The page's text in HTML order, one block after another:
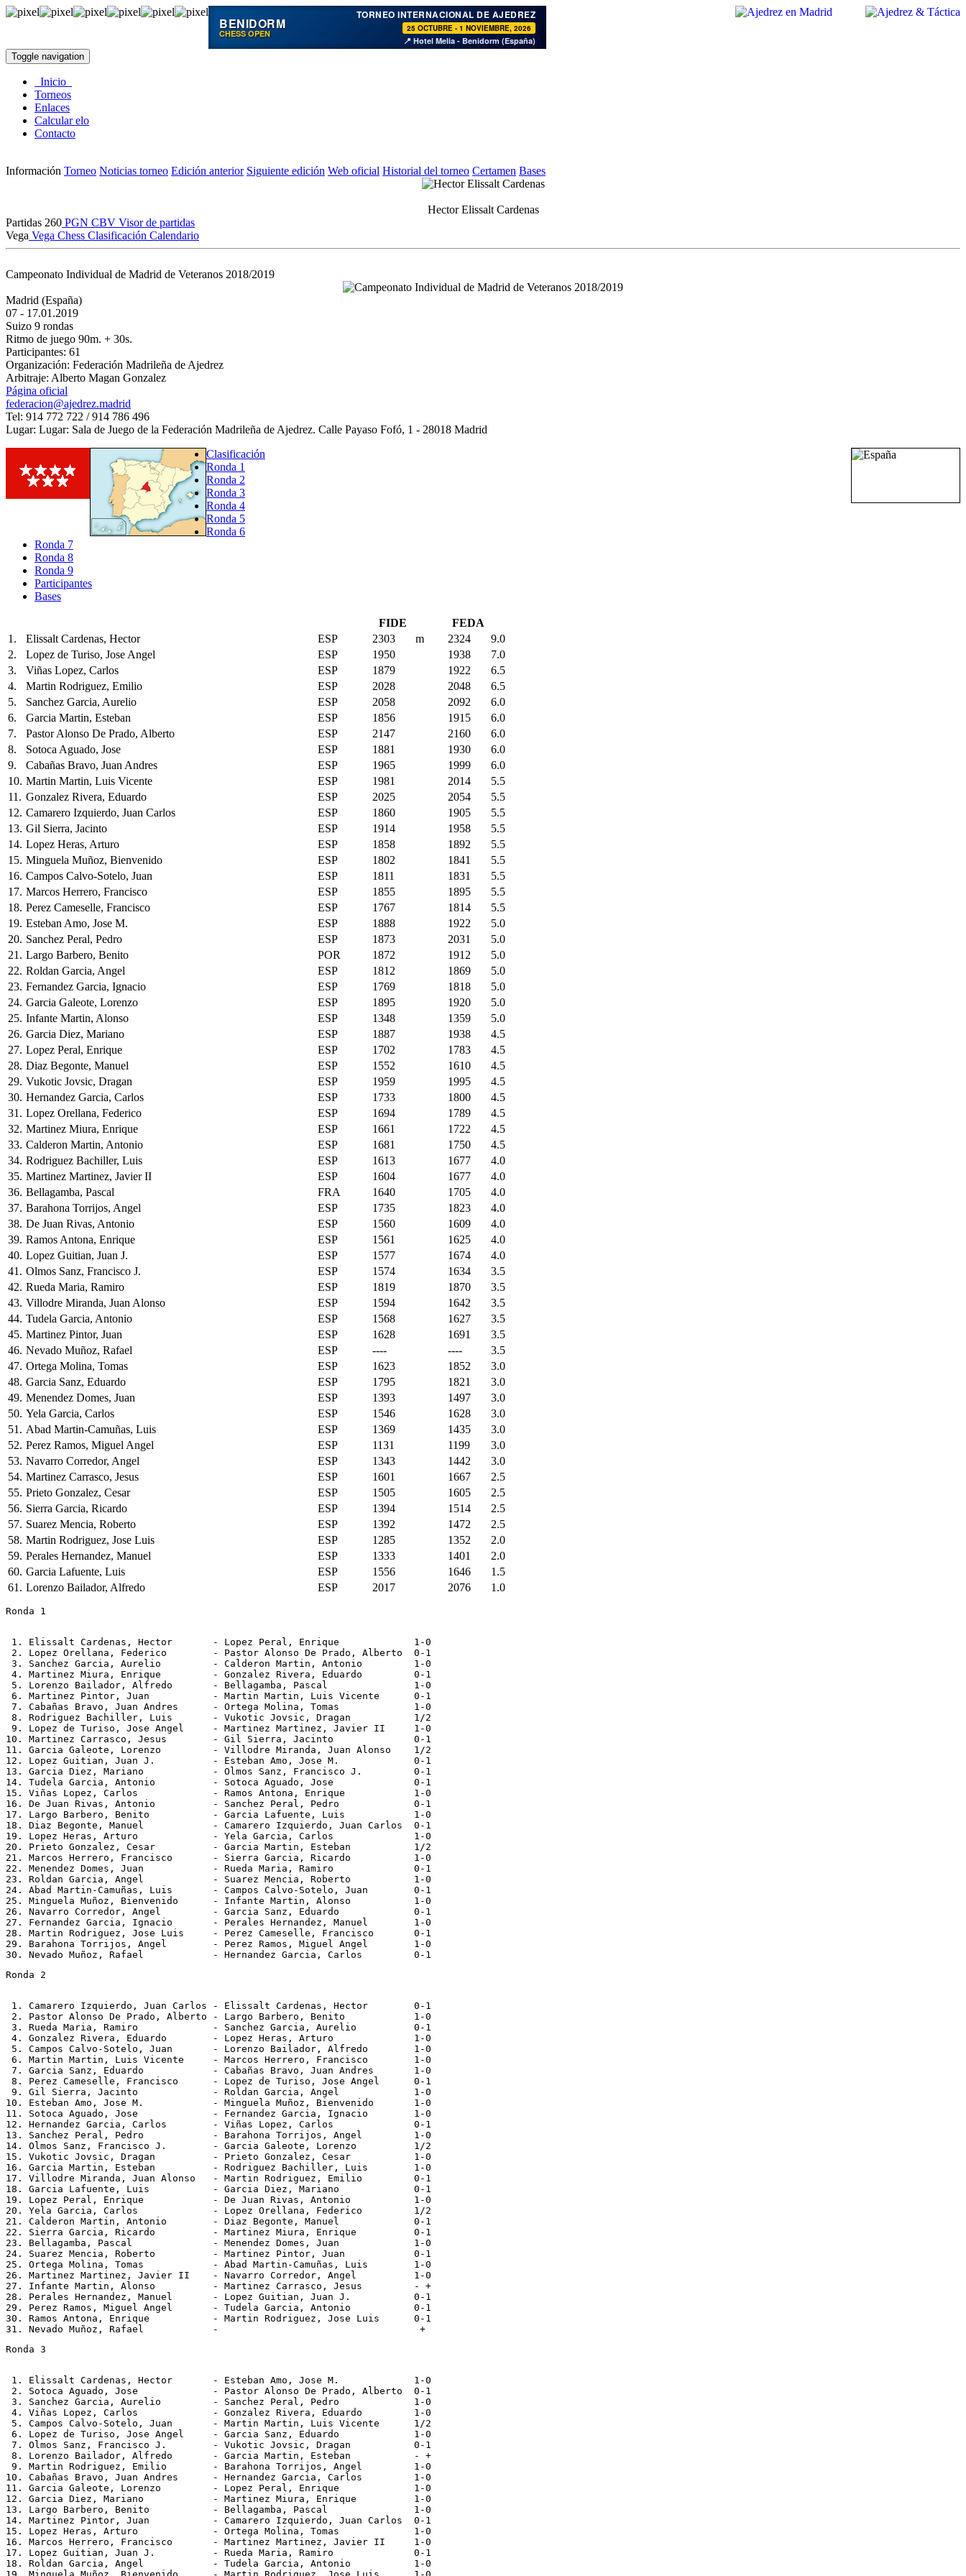
♞
BENIDORM
CHESS OPEN
TORNEO INTERNACIONAL DE AJEDREZ
25 OCTUBRE - 1 NOVIEMBRE, 2026
📍 Hotel Melia - Benidorm (España)
Toggle navigation
Inicio
Torneos
Enlaces
Calcular elo
Contacto
Información Torneo Noticias torneo Edición anterior Siguiente edición Web oficial Historial del torneo Certamen Bases
Hector Elissalt Cardenas
Partidas 260 PGN CBV Visor de partidas
Vega Vega Chess Clasificación Calendario
Campeonato Individual de Madrid de Veteranos 2018/2019
Madrid (España)
07 - 17.01.2019
Suizo 9 rondas
Ritmo de juego 90m. + 30s.
Participantes: 61
Organización: Federación Madrileña de Ajedrez
Arbitraje: Alberto Magan Gonzalez
Página oficial
federacion@ajedrez.madrid
Tel: 914 772 722 / 914 786 496
Lugar: Lugar: Sala de Juego de la Federación Madrileña de Ajedrez. Calle Payaso Fofó, 1 - 28018 Madrid
Clasificación
Ronda 1
Ronda 2
Ronda 3
Ronda 4
Ronda 5
Ronda 6
Ronda 7
Ronda 8
Ronda 9
Participantes
Bases
FIDE
FEDA
1.
Elissalt Cardenas, Hector ESP 2303 m 2324
9.0
2.
Lopez de Turiso, Jose Angel ESP 1950 1938
7.0
3.
Viñas Lopez, Carlos ESP 1879 1922
6.5
4.
Martin Rodriguez, Emilio ESP 2028 2048
6.5
5.
Sanchez Garcia, Aurelio ESP 2058 2092
6.0
6.
Garcia Martin, Esteban ESP 1856 1915
6.0
7.
Pastor Alonso De Prado, Alberto ESP 2147 2160
6.0
8.
Sotoca Aguado, Jose ESP 1881 1930
6.0
9.
Cabañas Bravo, Juan Andres ESP 1965 1999
6.0
10. Martin Martin, Luis Vicente ESP 1981 2014
5.5
11. Gonzalez Rivera, Eduardo ESP 2025 2054
5.5
12. Camarero Izquierdo, Juan Carlos ESP 1860 1905
5.5
13. Gil Sierra, Jacinto ESP 1914 1958
5.5
14. Lopez Heras, Arturo ESP 1858 1892
5.5
15. Minguela Muñoz, Bienvenido ESP 1802 1841
5.5
16. Campos Calvo-Sotelo, Juan ESP 1811 1831
5.5
17. Marcos Herrero, Francisco ESP 1855 1895
5.5
18. Perez Cameselle, Francisco ESP 1767 1814
5.5
19. Esteban Amo, Jose M. ESP 1888 1922
5.0
20. Sanchez Peral, Pedro ESP 1873 2031
5.0
21. Largo Barbero, Benito POR 1872 1912
5.0
22. Roldan Garcia, Angel ESP 1812 1869
5.0
23. Fernandez Garcia, Ignacio ESP 1769 1818
5.0
24. Garcia Galeote, Lorenzo ESP 1895 1920
5.0
25. Infante Martin, Alonso ESP 1348 1359
5.0
26. Garcia Diez, Mariano ESP 1887 1938
4.5
27. Lopez Peral, Enrique ESP 1702 1783
4.5
28. Diaz Begonte, Manuel ESP 1552 1610
4.5
29. Vukotic Jovsic, Dragan ESP 1959 1995
4.5
30. Hernandez Garcia, Carlos ESP 1733 1800
4.5
31. Lopez Orellana, Federico ESP 1694 1789
4.5
32. Martinez Miura, Enrique ESP 1661 1722
4.5
33. Calderon Martin, Antonio ESP 1681 1750
4.5
34. Rodriguez Bachiller, Luis ESP 1613 1677
4.0
35. Martinez Martinez, Javier II ESP 1604 1677
4.0
36. Bellagamba, Pascal FRA 1640 1705
4.0
37. Barahona Torrijos, Angel ESP 1735 1823
4.0
38. De Juan Rivas, Antonio ESP 1560 1609
4.0
39. Ramos Antona, Enrique ESP 1561 1625
4.0
40. Lopez Guitian, Juan J. ESP 1577 1674
4.0
41. Olmos Sanz, Francisco J. ESP 1574 1634
3.5
42. Rueda Maria, Ramiro ESP 1819 1870
3.5
43. Villodre Miranda, Juan Alonso ESP 1594 1642
3.5
44. Tudela Garcia, Antonio ESP 1568 1627
3.5
45. Martinez Pintor, Juan ESP 1628 1691
3.5
46. Nevado Muñoz, Rafael ESP ---- ----
3.5
47. Ortega Molina, Tomas ESP 1623 1852
3.0
48. Garcia Sanz, Eduardo ESP 1795 1821
3.0
49. Menendez Domes, Juan ESP 1393 1497
3.0
50. Yela Garcia, Carlos ESP 1546 1628
3.0
51. Abad Martin-Camuñas, Luis ESP 1369 1435
3.0
52. Perez Ramos, Miguel Angel ESP 1131 1199
3.0
53. Navarro Corredor, Angel ESP 1343 1442
3.0
54. Martinez Carrasco, Jesus ESP 1601 1667
2.5
55. Prieto Gonzalez, Cesar ESP 1505 1605
2.5
56. Sierra Garcia, Ricardo ESP 1394 1514
2.5
57. Suarez Mencia, Roberto ESP 1392 1472
2.5
58. Martin Rodriguez, Jose Luis ESP 1285 1352
2.0
59. Perales Hernandez, Manuel ESP 1333 1401
2.0
60. Garcia Lafuente, Luis ESP 1556 1646
1.5
61. Lorenzo Bailador, Alfredo ESP 2017 2076 1.0
Ronda 1
1. Elissalt Cardenas, Hector       - Lopez Peral, Enrique             1-0
2. Lopez Orellana, Federico        - Pastor Alonso De Prado, Alberto  0-1
3. Sanchez Garcia, Aurelio         - Calderon Martin, Antonio         1-0
4. Martinez Miura, Enrique         - Gonzalez Rivera, Eduardo         0-1
5. Lorenzo Bailador, Alfredo       - Bellagamba, Pascal               1-0
6. Martinez Pintor, Juan           - Martin Martin, Luis Vicente      0-1
7. Cabañas Bravo, Juan Andres      - Ortega Molina, Tomas             1-0
8. Rodriguez Bachiller, Luis       - Vukotic Jovsic, Dragan           1/2
9. Lopez de Turiso, Jose Angel     - Martinez Martinez, Javier II     1-0
10. Martinez Carrasco, Jesus        - Gil Sierra, Jacinto              0-1
11. Garcia Galeote, Lorenzo         - Villodre Miranda, Juan Alonso    1/2
12. Lopez Guitian, Juan J.          - Esteban Amo, Jose M.             0-1
13. Garcia Diez, Mariano            - Olmos Sanz, Francisco J.         0-1
14. Tudela Garcia, Antonio          - Sotoca Aguado, Jose              0-1
15. Viñas Lopez, Carlos             - Ramos Antona, Enrique            1-0
16. De Juan Rivas, Antonio          - Sanchez Peral, Pedro             0-1
17. Largo Barbero, Benito           - Garcia Lafuente, Luis            1-0
18. Diaz Begonte, Manuel            - Camarero Izquierdo, Juan Carlos  0-1
19. Lopez Heras, Arturo             - Yela Garcia, Carlos              1-0
20. Prieto Gonzalez, Cesar          - Garcia Martin, Esteban           1/2
21. Marcos Herrero, Francisco       - Sierra Garcia, Ricardo           1-0
22. Menendez Domes, Juan            - Rueda Maria, Ramiro              0-1
23. Roldan Garcia, Angel            - Suarez Mencia, Roberto           1-0
24. Abad Martin-Camuñas, Luis       - Campos Calvo-Sotelo, Juan        0-1
25. Minguela Muñoz, Bienvenido      - Infante Martin, Alonso           1-0
26. Navarro Corredor, Angel         - Garcia Sanz, Eduardo             0-1
27. Fernandez Garcia, Ignacio       - Perales Hernandez, Manuel        1-0
28. Martin Rodriguez, Jose Luis     - Perez Cameselle, Francisco       0-1
29. Barahona Torrijos, Angel        - Perez Ramos, Miguel Angel        1-0
Ronda 2
1. Camarero Izquierdo, Juan Carlos - Elissalt Cardenas, Hector        0-1
2. Pastor Alonso De Prado, Alberto - Largo Barbero, Benito            1-0
3. Rueda Maria, Ramiro             - Sanchez Garcia, Aurelio          0-1
4. Gonzalez Rivera, Eduardo        - Lopez Heras, Arturo              1-0
5. Campos Calvo-Sotelo, Juan       - Lorenzo Bailador, Alfredo        1-0
6. Martin Martin, Luis Vicente     - Marcos Herrero, Francisco        1-0
7. Garcia Sanz, Eduardo            - Cabañas Bravo, Juan Andres       1-0
8. Perez Cameselle, Francisco      - Lopez de Turiso, Jose Angel      0-1
9. Gil Sierra, Jacinto             - Roldan Garcia, Angel             1-0
10. Esteban Amo, Jose M.            - Minguela Muñoz, Bienvenido       1-0
11. Sotoca Aguado, Jose             - Fernandez Garcia, Ignacio        1-0
12. Hernandez Garcia, Carlos        - Viñas Lopez, Carlos              0-1
13. Sanchez Peral, Pedro            - Barahona Torrijos, Angel         1-0
14. Olmos Sanz, Francisco J.        - Garcia Galeote, Lorenzo          1/2
15. Vukotic Jovsic, Dragan          - Prieto Gonzalez, Cesar           1-0
16. Garcia Martin, Esteban          - Rodriguez Bachiller, Luis        1-0
17. Villodre Miranda, Juan Alonso   - Martin Rodriguez, Emilio         0-1
18. Garcia Lafuente, Luis           - Garcia Diez, Mariano             0-1
19. Lopez Peral, Enrique            - De Juan Rivas, Antonio           1-0
20. Yela Garcia, Carlos             - Lopez Orellana, Federico         1/2
21. Calderon Martin, Antonio        - Diaz Begonte, Manuel             0-1
22. Sierra Garcia, Ricardo          - Martinez Miura, Enrique          0-1
23. Bellagamba, Pascal              - Menendez Domes, Juan             1-0
24. Suarez Mencia, Roberto          - Martinez Pintor, Juan            0-1
25. Ortega Molina, Tomas            - Abad Martin-Camuñas, Luis        1-0
26. Martinez Martinez, Javier II    - Navarro Corredor, Angel          1-0
27. Infante Martin, Alonso          - Martinez Carrasco, Jesus         - +
28. Perales Hernandez, Manuel       - Lopez Guitian, Juan J.           0-1
29. Perez Ramos, Miguel Angel       - Tudela Garcia, Antonio           0-1
30. Ramos Antona, Enrique           - Martin Rodriguez, Jose Luis      0-1
Ronda 3
1. Elissalt Cardenas, Hector       - Esteban Amo, Jose M.             1-0
2. Sotoca Aguado, Jose             - Pastor Alonso De Prado, Alberto  0-1
3. Sanchez Garcia, Aurelio         - Sanchez Peral, Pedro             1-0
4. Viñas Lopez, Carlos             - Gonzalez Rivera, Eduardo         1-0
5. Campos Calvo-Sotelo, Juan       - Martin Martin, Luis Vicente      1/2
6. Lopez de Turiso, Jose Angel     - Garcia Sanz, Eduardo             1-0
7. Olmos Sanz, Francisco J.        - Vukotic Jovsic, Dragan           0-1
8. Lorenzo Bailador, Alfredo       - Garcia Martin, Esteban           - +
9. Martin Rodriguez, Emilio        - Barahona Torrijos, Angel         1-0
10. Cabañas Bravo, Juan Andres      - Hernandez Garcia, Carlos         1-0
11. Garcia Galeote, Lorenzo         - Lopez Peral, Enrique             1-0
12. Garcia Diez, Mariano            - Martinez Miura, Enrique          1-0
13. Largo Barbero, Benito           - Bellagamba, Pascal               1-0
14. Martinez Pintor, Juan           - Camarero Izquierdo, Juan Carlos  0-1
15. Lopez Heras, Arturo             - Ortega Molina, Tomas             1-0
16. Marcos Herrero, Francisco       - Martinez Martinez, Javier II     1-0
17. Lopez Guitian, Juan J.          - Rueda Maria, Ramiro              0-1
18. Roldan Garcia, Angel            - Tudela Garcia, Antonio           1-0